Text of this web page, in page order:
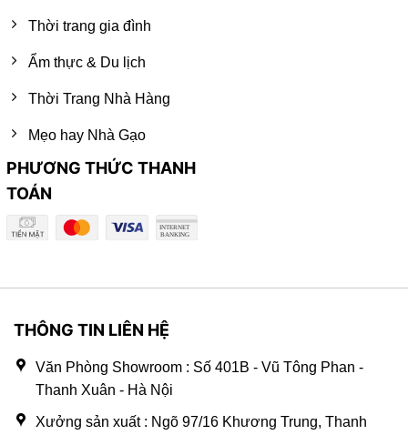
Thời trang gia đình
Ẩm thực & Du lịch
Thời Trang Nhà Hàng
Mẹo hay Nhà Gạo
PHƯƠNG THỨC THANH
TOÁN
THÔNG TIN LIÊN HỆ
Văn Phòng Showroom : Số 401B - Vũ Tông Phan -
Thanh Xuân - Hà Nội
Xưởng sản xuất : Ngõ 97/16 Khương Trung, Thanh